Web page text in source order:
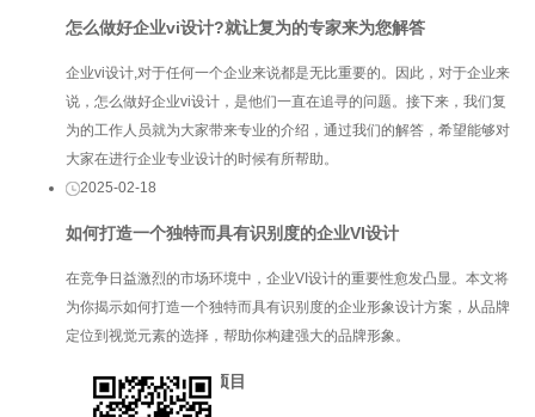
怎么做好企业vi设计?就让复为的专家来为您解答
企业vi设计,对于任何一个企业来说都是无比重要的。因此，对于企业来
说，怎么做好企业vi设计，是他们一直在追寻的问题。接下来，我们复
为的工作人员就为大家带来专业的介绍，通过我们的解答，希望能够对
大家在进行企业专业设计的时候有所帮助。
2025-02-18
如何打造一个独特而具有识别度的企业VI设计
在竞争日益激烈的市场环境中，企业VI设计的重要性愈发凸显。本文将
为你揭示如何打造一个独特而具有识别度的企业形象设计方案，从品牌
定位到视觉元素的选择，帮助你构建强大的品牌形象。
服务项目